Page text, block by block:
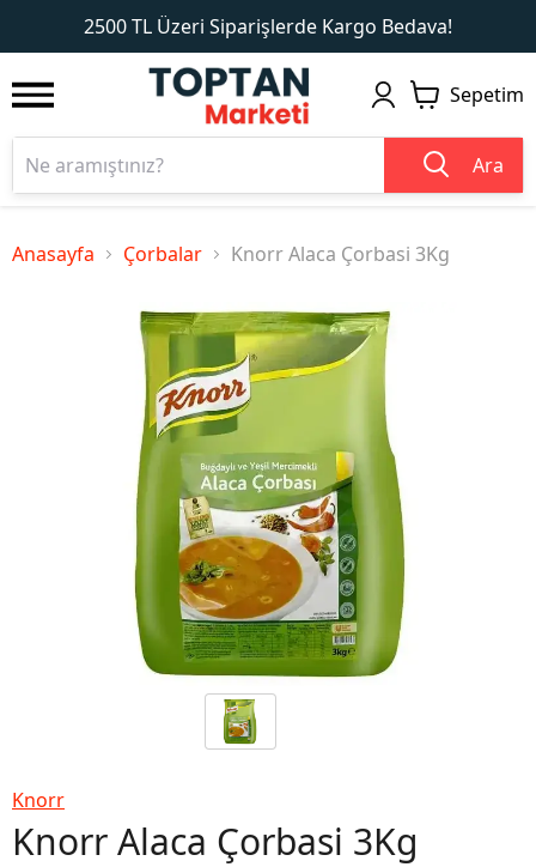
2500 TL Üzeri Siparişlerde Kargo Bedava!
1
Sepetim
Ara
Anasayfa Çorbalar Knorr Alaca Çorbasi 3Kg
Knorr
Knorr Alaca Çorbasi 3Kg